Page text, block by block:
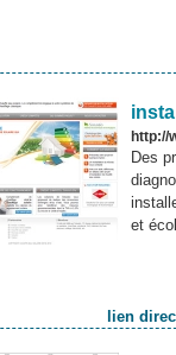
http://
Des
et
lien